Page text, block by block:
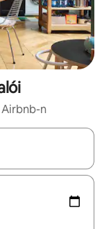
Airbnb-n
nyíllal